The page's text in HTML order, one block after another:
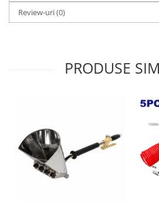
Teascuri
Zdrobitoare manuale
Masini de cusut si accesorii
Suflante si aspiratoare exterior
Unelte altoit
Unelte manuale de gradina -
Review-uri(0)
PRODUSE